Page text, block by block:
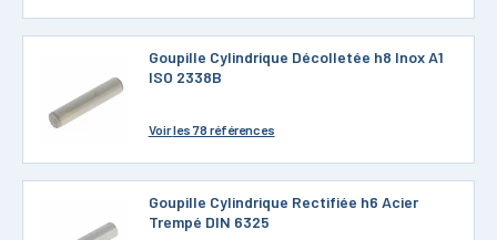
Goupille Cylindrique Décolletée h8 Inox A1
ISO 2338B
Voirles 78 références
Goupille Cylindrique Rectifiée h6 Acier
Trempé DIN 6325